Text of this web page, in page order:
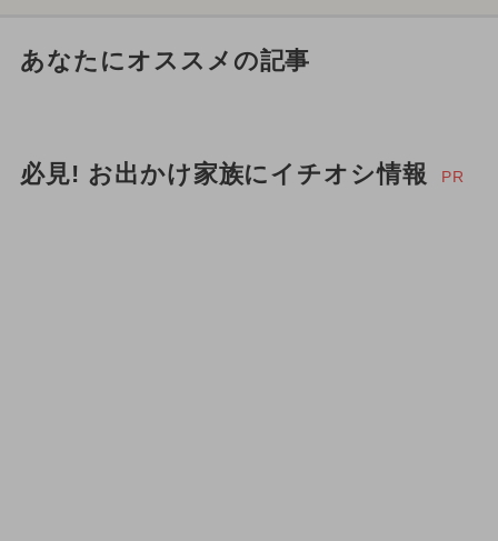
あなたにオススメの記事
必見! お出かけ家族にイチオシ情報 PR